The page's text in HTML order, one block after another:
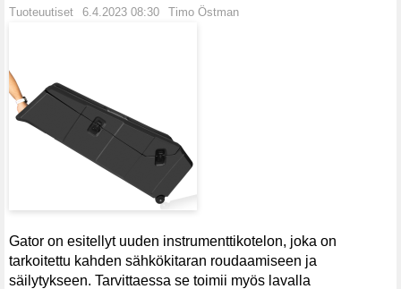
Tuoteuutiset 6.4.2023 08:30 Timo Östman
Gator on esitellyt uuden instrumenttikotelon, joka on
tarkoitettu kahden sähkökitaran roudaamiseen ja
säilytykseen. Tarvittaessa se toimii myös lavalla